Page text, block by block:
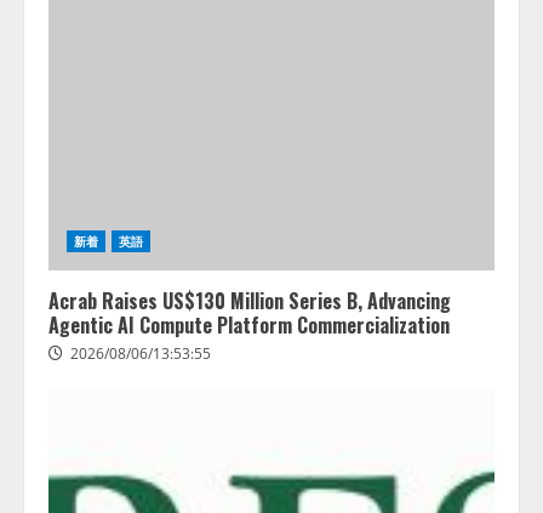
2026/08/06/09:53:54
新着 英語
Acrab Raises US$130 Million Series B, Advancing
Agentic AI Compute Platform Commercialization
2026/08/06/13:53:55